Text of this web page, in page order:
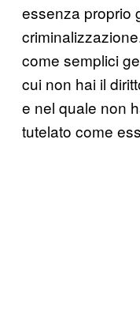
essenza proprio
come semplici
cui non hai il
e nel quale non
tutelato come